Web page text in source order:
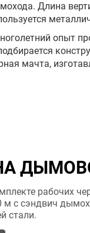
Длина
опыт
мачта,
рабочих
с сэндвич